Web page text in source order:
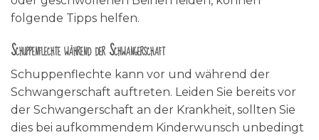
folgende Tipps helfen.
Schuppenflechte während der Schwangerschaft
Schuppenflechte kann vor und während der
Schwangerschaft auftreten. Leiden Sie bereits vor
der Schwangerschaft an der Krankheit, sollten Sie
dies bei aufkommendem Kinderwunsch unbedingt